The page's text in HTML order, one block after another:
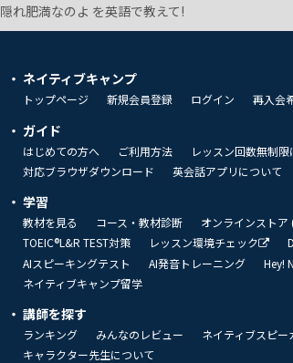
隠れ肥満なのよ を英語で教えて!
ネイティブキャンプ
トップページ 新規会員登録 ログイン 再入会
ガイド
はじめての方へ ご利用方法 レッスン回数無制限
対応ブラウザダウンロード
英会話アプリについて
学習
教材を見る コース・教材診断 オンラインストア
TOEIC®L&R TEST対策
レッスン環境チェック
AIスピーキングテスト
AI発音トレーニング Hey!
ネイティブキャンプ留学
講師を探す
ランキング みんなのレビュー ネイティブスピー
キャラクター先生について